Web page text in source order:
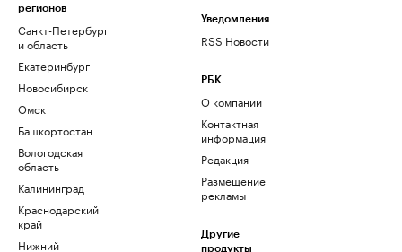
регионов
Санкт-Петербург
и область
Екатеринбург
Новосибирск
Омск
Башкортостан
Вологодская
область
Калининград
Краснодарский
край
Нижний
Уведомления
RSS Новости
РБК
О компании
Контактная
информация
Редакция
Размещение
рекламы
Другие
продукты